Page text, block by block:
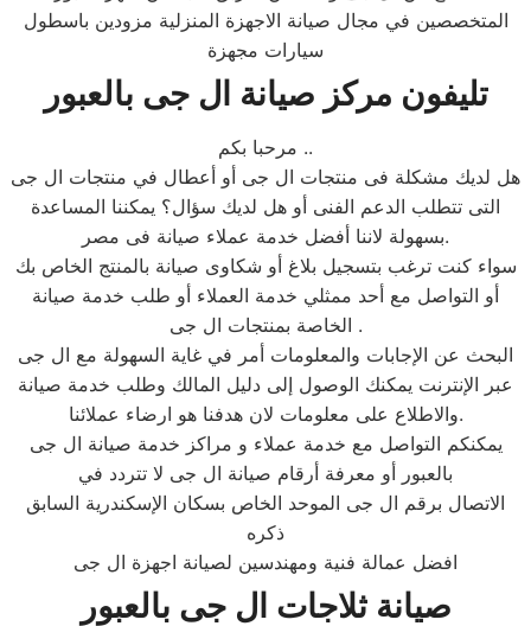
المتخصصين في مجال صيانة الاجهزة المنزلية مزودين باسطول
سيارات مجهزة
تليفون مركز صيانة ال جى بالعبور
مرحبا بكم ..
هل لديك مشكلة فى منتجات ال جى أو أعطال في منتجات ال جى
التى تتطلب الدعم الفنى أو هل لديك سؤال؟ يمكننا المساعدة
بسهولة لاننا أفضل خدمة عملاء صيانة فى مصر.
سواء كنت ترغب بتسجيل بلاغ أو شكاوى صيانة بالمنتج الخاص بك
أو التواصل مع أحد ممثلي خدمة العملاء أو طلب خدمة صيانة
الخاصة بمنتجات ال جى .
البحث عن الإجابات والمعلومات أمر في غاية السهولة مع ال جى
عبر الإنترنت يمكنك الوصول إلى دليل المالك وطلب خدمة صيانة
والاطلاع على معلومات لان هدفنا هو ارضاء عملائنا.
يمكنكم التواصل مع خدمة عملاء و مراكز خدمة صيانة ال جى
بالعبور أو معرفة أرقام صيانة ال جى لا تتردد في
الاتصال برقم ال جى الموحد الخاص بسكان الإسكندرية السابق
ذكره
افضل عمالة فنية ومهندسين لصيانة اجهزة ال جى
صيانة ثلاجات ال جى بالعبور